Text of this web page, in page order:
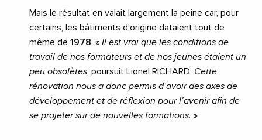
Mais le résultat en valait largement la peine car, pour
certains, les bâtiments d’origine dataient tout de
même de 1978. « Il est vrai que les conditions de
travail de nos formateurs et de nos jeunes étaient un
peu obsolètes , poursuit Lionel RICHARD. Cette
rénovation nous a donc permis d’avoir des axes de
développement et de réflexion pour l’avenir afin de
se projeter sur de nouvelles formations. »